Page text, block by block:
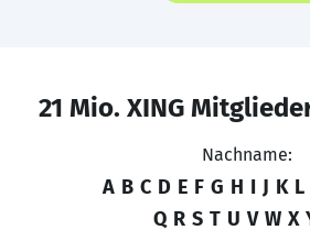
21 Mio. XING
Nachname:
A B C D E F G H I J K L
Q R S T U V W X